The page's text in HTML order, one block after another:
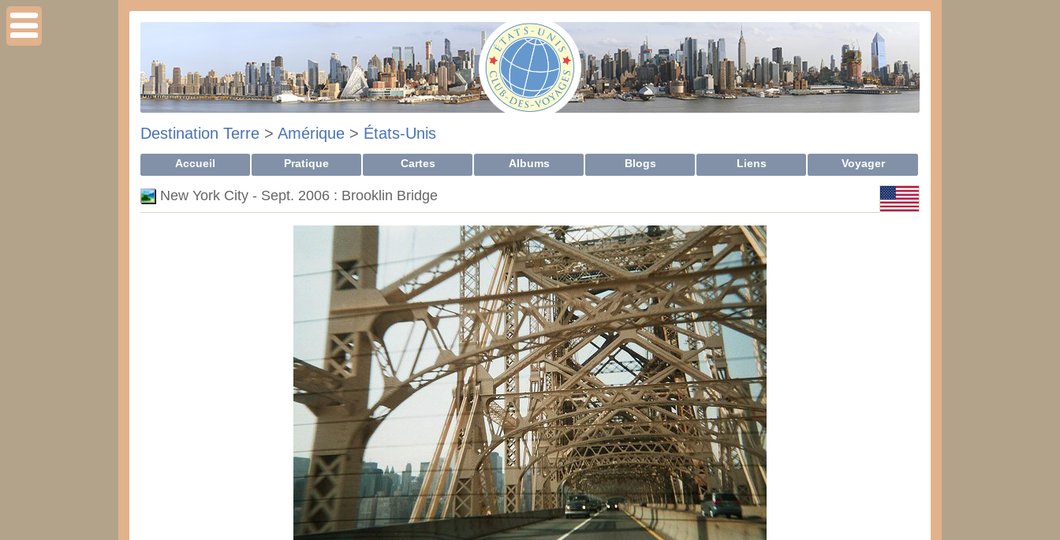
Destination Terre > Amérique > États-Unis
Accueil Pratique Cartes Albums Blogs Liens Voyager
New York City - Sept. 2006 : Brooklin Bridge